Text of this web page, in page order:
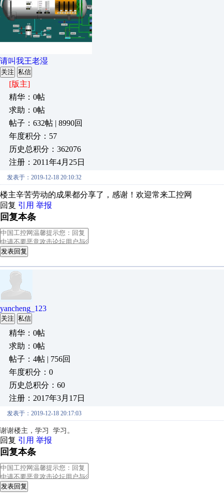
请叫我王老湿
关注 私信
[版主]
精华：0帖
求助：0帖
帖子：632帖 | 8990回
年度积分：57
历史总积分：362076
注册：2011年4月25日
发表于：2019-12-18 20:10:32
楼主辛苦劳动的成果都分享了，感谢！欢迎常来工控网
回复 引用 举报
回复本条
发表回复
yancheng_123
关注 私信
精华：0帖
求助：0帖
帖子：4帖 | 756回
年度积分：0
历史总积分：60
注册：2017年3月17日
发表于：2019-12-18 20:17:03
谢谢楼主，学习 学习。
回复 引用 举报
回复本条
发表回复